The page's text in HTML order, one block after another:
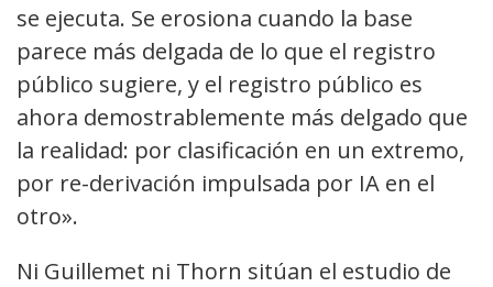
se ejecuta. Se erosiona cuando la base
parece más delgada de lo que el registro
público sugiere, y el registro público es
ahora demostrablemente más delgado que
la realidad: por clasificación en un extremo,
por re-derivación impulsada por IA en el
otro».
Ni Guillemet ni Thorn sitúan el estudio de